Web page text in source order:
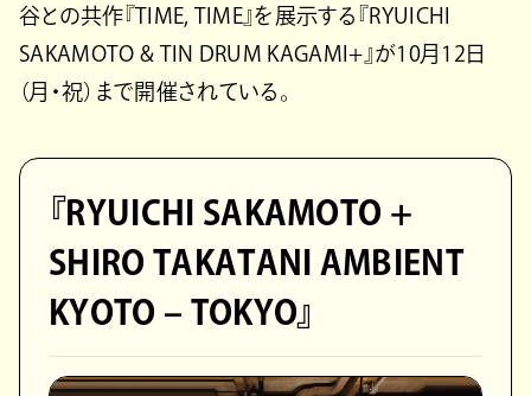
谷との共作『TIME, TIME』を展示する『RYUICHI
SAKAMOTO & TIN DRUM KAGAMI+』が10月12日
（月・祝）まで開催されている。
『RYUICHI SAKAMOTO +
SHIRO TAKATANI AMBIENT
KYOTO – TOKYO』